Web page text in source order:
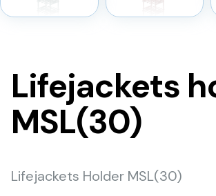
Lifejackets
MSL(30)
Lifejackets Holder MSL(30)